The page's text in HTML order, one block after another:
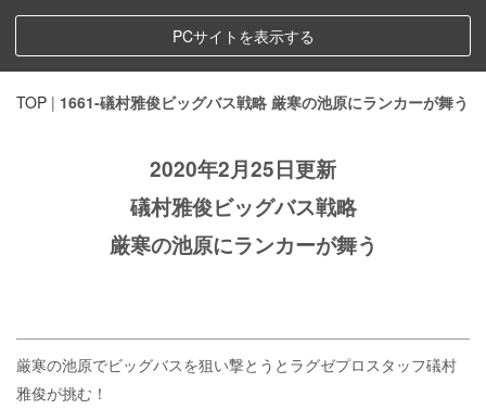
PCサイトを表示する
TOP | 1661-礒村雅俊ビッグバス戦略 厳寒の池原にランカーが舞う
2020年2月25日更新
礒村雅俊ビッグバス戦略
厳寒の池原にランカーが舞う
厳寒の池原でビッグバスを狙い撃とうとラグゼプロスタッフ礒村
雅俊が挑む！